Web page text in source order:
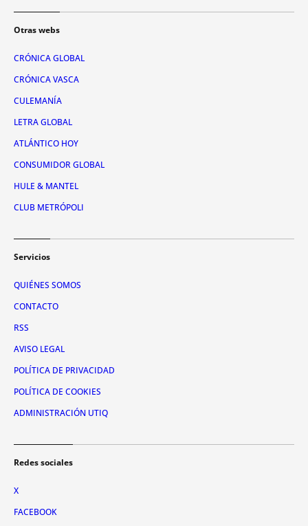
Otras webs
CRÓNICA GLOBAL
CRÓNICA VASCA
CULEMANÍA
LETRA GLOBAL
ATLÁNTICO HOY
CONSUMIDOR GLOBAL
HULE & MANTEL
CLUB METRÓPOLI
Servicios
QUIÉNES SOMOS
CONTACTO
RSS
AVISO LEGAL
POLÍTICA DE PRIVACIDAD
POLÍTICA DE COOKIES
ADMINISTRACIÓN UTIQ
Redes sociales
X
FACEBOOK